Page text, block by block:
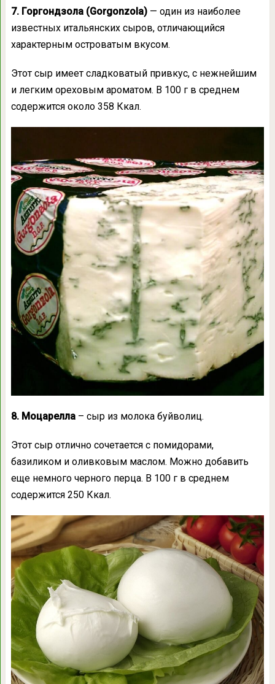
7. Горгондзола (Gorgonzola)— один из наиболее
известных итальянских сыров, отличающийся
характерным островатым вкусом.
Этот сыр имеет сладковатый привкус, с нежнейшим
и легким ореховым ароматом. В 100 г в среднем
содержится около 358 Ккал.
8. Моцарелла– сыр из молока буйволиц.
Этот сыр отлично сочетается с помидорами,
базиликом и оливковым маслом. Можно добавить
еще немного черного перца. В 100 г в среднем
содержится 250 Ккал.